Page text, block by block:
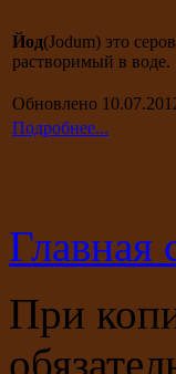
Йод(Jodum) это
растворимый в воде.
Обновлено
Подробнее...
Главная
При